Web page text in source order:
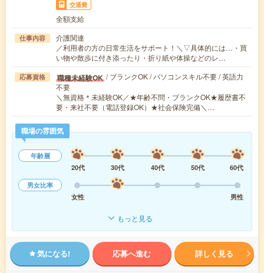
交通費
全額支給
仕事内容
介護関連
／利用者の方の日常生活をサポート！＼▽具体的には…・買
い物や散歩に付き添ったり・折り紙や体操などのレ…
応募資格 職種未経験OK / ブランクOK / パソコンスキル不要 / 英語力
不要
＼無資格＊未経験OK／★年齢不問・ブランクOK★履歴書不
要・来社不要（電話登録OK）★社会保険完備＼…
職場の雰囲気
年齢層
20代
30代 40代 50代
60代
男女比率
女性
男性
もっと見る
気になる! 応募へ進む 詳しく見る